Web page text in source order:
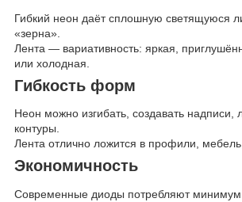
Гибкий неон даёт сплошную светящуюся
«зерна».
Лента — вариативность: яркая,
или холодная.
Гибкость форм
Неон можно изгибать, создавать надписи,
контуры.
Лента отлично ложится в профили,
Экономичность
Современные диоды потребляют минимум